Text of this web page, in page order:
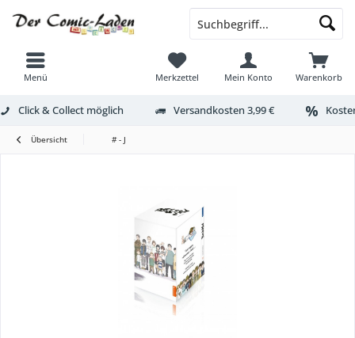
Menü Warenkorb
Merkzettel Mein Konto
Click & Collect möglich Versandkosten 3,99 €
Übersicht # - J